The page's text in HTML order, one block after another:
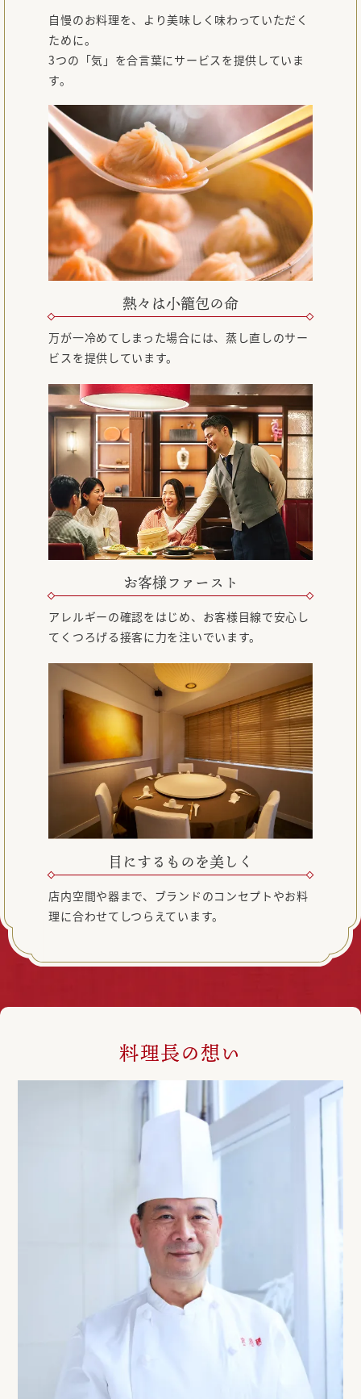
自慢のお料理を、より美味しく味わっていただく
ために。
3つの「気」を合言葉にサービスを提供していま
す。
熱々は小籠包の命
万が一冷めてしまった場合には、蒸し直しのサー
ビスを提供しています。
お客様ファースト
アレルギーの確認をはじめ、お客様目線で安心し
てくつろげる接客に力を注いでいます。
目にするものを美しく
店内空間や器まで、ブランドのコンセプトやお料
理に合わせてしつらえています。
料理長の想い